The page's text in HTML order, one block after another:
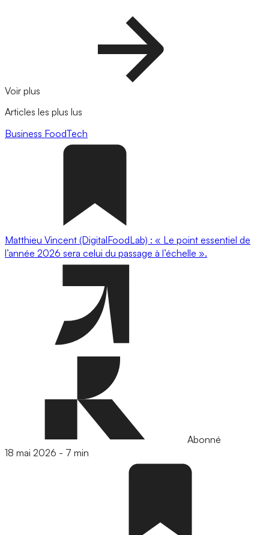
Voir plus
Articles les plus lus
Business FoodTech
Matthieu Vincent (DigitalFoodLab) : « Le point essentiel de
l’année 2026 sera celui du passage à l’échelle ».
Abonné
18 mai 2026 - 7 min